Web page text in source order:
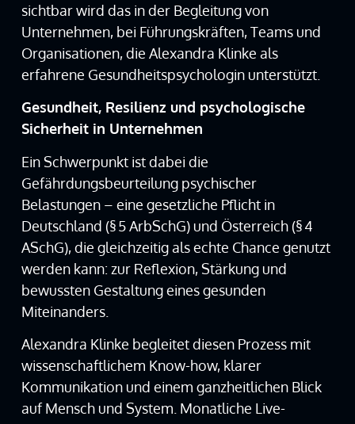
sichtbar wird das in der Begleitung von
Unternehmen, bei Führungskräften, Teams und
Organisationen, die Alexandra Klinke als
erfahrene Gesundheitspsychologin unterstützt.
Gesundheit, Resilienz und psychologische
Sicherheit in Unternehmen
Ein Schwerpunkt ist dabei die
Gefährdungsbeurteilung psychischer
Belastungen – eine gesetzliche Pflicht in
Deutschland (§ 5 ArbSchG) und Österreich (§ 4
ASchG), die gleichzeitig als echte Chance genutzt
werden kann: zur Reflexion, Stärkung und
bewussten Gestaltung eines gesunden
Miteinanders.
Alexandra Klinke begleitet diesen Prozess mit
wissenschaftlichem Know-how, klarer
Kommunikation und einem ganzheitlichen Blick
auf Mensch und System. Monatliche Live-